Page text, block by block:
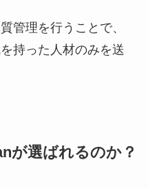
管理を行うことで、
持った人材のみを送
が選ばれるのか？